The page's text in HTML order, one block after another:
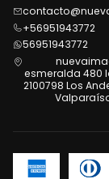
+56951943772
56951943772
esmeralda 480
2100798 Los